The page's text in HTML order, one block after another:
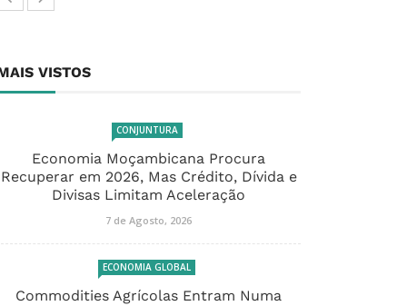
VISTOS
CONJUNTURA
Economia Moçambicana Procura
Recuperar em 2026, Mas Crédito, Dívida e
Divisas Limitam Aceleração
7 de Agosto, 2026
ECONOMIA GLOBAL
Commodities Agrícolas Entram Numa